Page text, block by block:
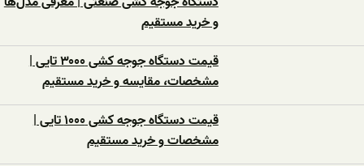
و خرید مستقیم
قیمت دستگاه جوجه کشی ۳۰۰۰ تایی |
مشخصات، مقایسه و خرید مستقیم
قیمت دستگاه جوجه کشی ۱۰۰۰ تایی |
مشخصات و خرید مستقیم